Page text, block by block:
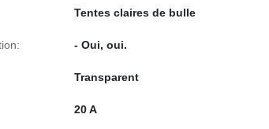
Tentes claires de bulle
- Oui, oui.
Transparent
20 A